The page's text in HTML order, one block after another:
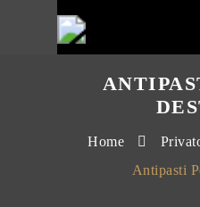
Home
Antipasti